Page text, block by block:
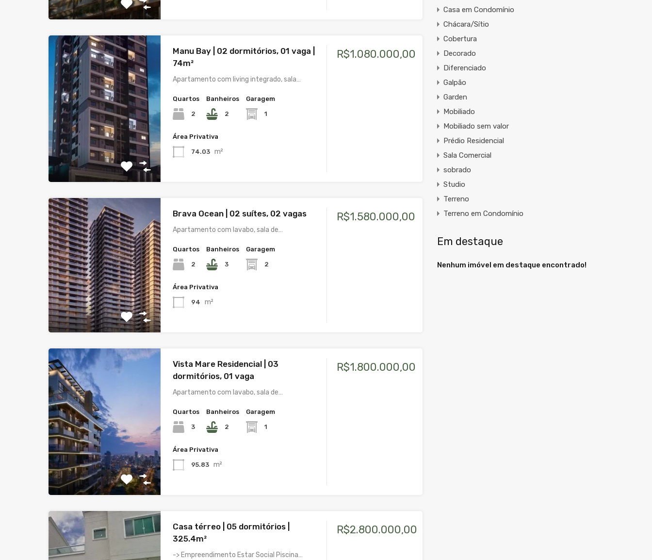
Manu Bay | 02 dormitórios, 01 vaga |
74m²
Apartamento com living integrado, sala…
Quartos
2
Banheiros
2
Garagem
1
Área Privativa
74.03 m²
R$1.080.000,00
Brava Ocean | 02 suítes, 02 vagas
Apartamento com lavabo, sala de…
Quartos
2
Banheiros
3
Garagem
2
Área Privativa
94 m²
R$1.580.000,00
Vista Mare Residencial | 03
dormitórios, 01 vaga
Apartamento com lavabo, sala de…
Quartos
3
Banheiros
2
Garagem
1
Área Privativa
95.83 m²
R$1.800.000,00
Casa térreo | 05 dormitórios |
325.4m²
-> Empreendimento Estar Social Piscina…
R$2.800.000,00
Casa em Condomínio
Chácara/Sítio
Cobertura
Decorado
Diferenciado
Galpão
Garden
Mobiliado
Mobiliado sem valor
Prédio Residencial
Sala Comercial
sobrado
Studio
Terreno
Terreno em Condomínio
Em destaque
Nenhum imóvel em destaque encontrado!